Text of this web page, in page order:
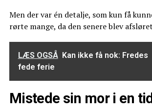
Men der var én detalje, som kun få
rørte mange, da den senere blev
LÆS OGSÅ Kan ikke få nok: Fredes
fede ferie
Mistede sin mor i en